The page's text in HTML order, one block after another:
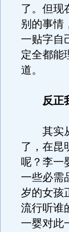
了。但现
别的事情
一贴字自
定全都能
道。
反正
其实从
了，在昆
呢？李一
一些必需
岁的女孩
流行听谁
一婴对此